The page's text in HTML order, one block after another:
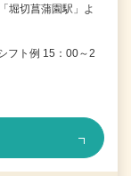
堀切菖蒲園駅」よ
フト例 15：00～2